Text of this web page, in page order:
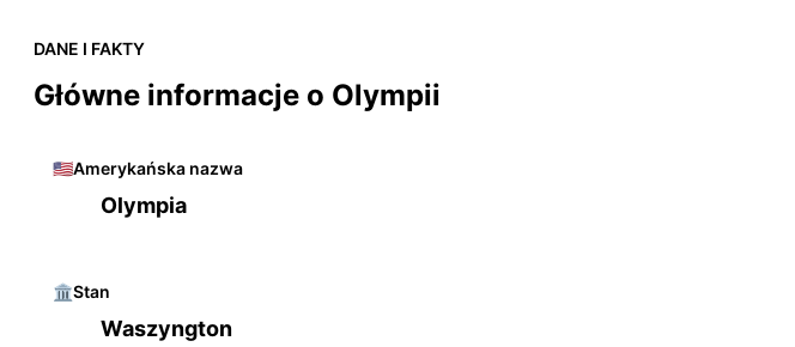
DANE I FAKTY
Główne informacje o Olympii
🇺🇸Amerykańska nazwa
Olympia
🏛️Stan
Waszyngton